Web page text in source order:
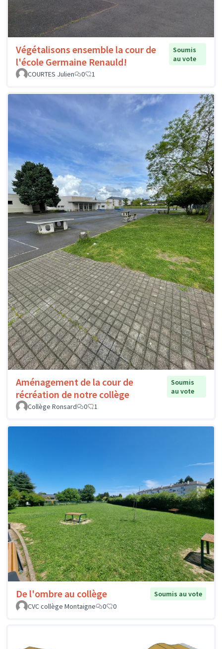
Végétalisons ensemble la cour de
l'école Germaine Renauld!
Soumis
au vote
COURTES Julien
0 1
Aménagement de la cour de
récréation de notre collège
Soumis
au vote
Collège Ronsard
0 1
De l'ombre au collège
Soumis au vote
CVC collège Montaigne
0 0